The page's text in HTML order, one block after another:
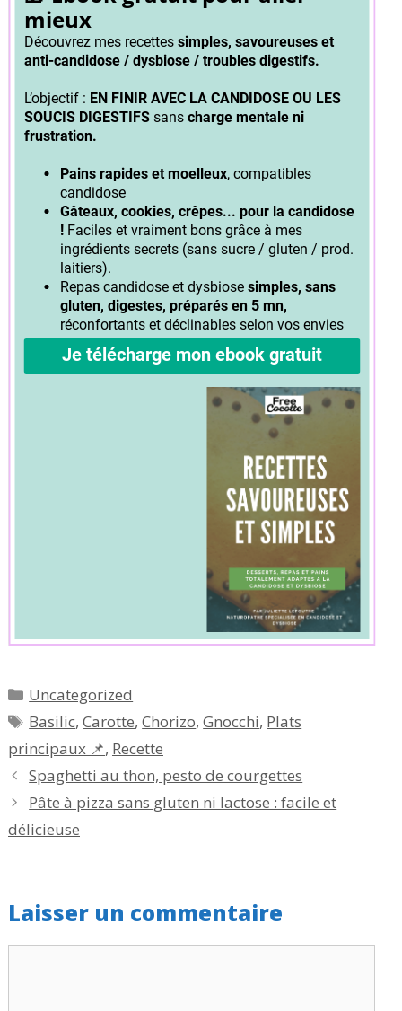
Catégories
Uncategorized
Étiquettes
Basilic,Carotte,Chorizo,Gnocchi, Plats
principaux 📌, Recette
Spaghetti au thon, pesto de courgettes
Pâte à pizza sans gluten ni lactose : facile et
délicieuse
Laisser un commentaire